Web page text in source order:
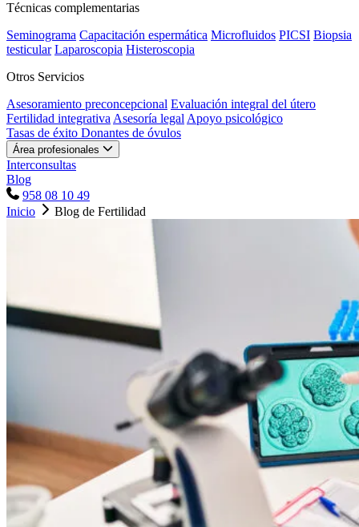
Técnicas complementarias
Seminograma Capacitación espermática Microfluidos PICSI Biopsia
testicular Laparoscopia Histeroscopia
Otros Servicios
Asesoramiento preconcepcional Evaluación integral del útero
Fertilidad integrativa Asesoría legal Apoyo psicológico
Tasas de éxito Donantes de óvulos
Área profesionales
Interconsultas
Blog
958 08 10 49
Inicio
Blog de Fertilidad